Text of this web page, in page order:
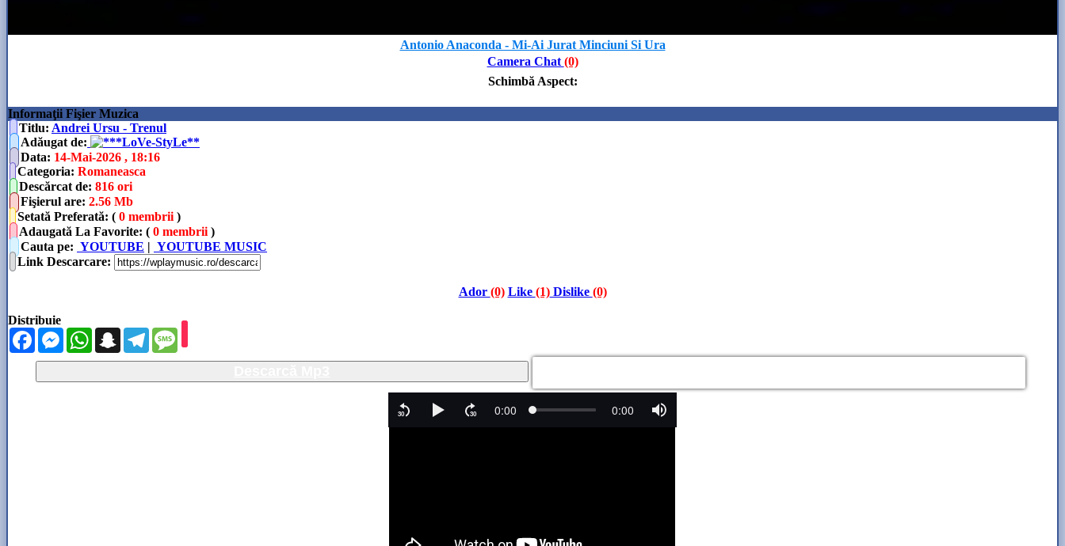
Antonio Anaconda - Mi-Ai Jurat Minciuni Si Ura
Camera Chat (0)
Schimbă Aspect:
Informaţii Fişier Muzica
Titlu: Andrei Ursu - Trenul
Adăugat de:
**LoVe-StyLe**
Data: 14-Mai-2026 , 18:16
Categoria: Romaneasca
Descărcat de: 816 ori
Fişierul are: 2.56 Mb
Setată Preferată: ( 0 membrii )
Adaugată La Favorite: ( 0 membrii )
Cauta pe: YOUTUBE | YOUTUBE MUSIC
Link Descarcare:
Ador (0) Like (1)Dislike (0)
Distribuie
FacebookMessengerWhatsAppSnapchatTelegram